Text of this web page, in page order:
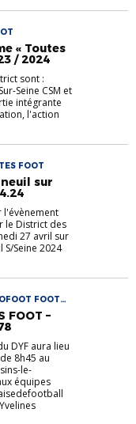
« Toutes
/ 2024
sont :
Seine CSM et
intégrante
l'action
FOOT
sur
l'évènement
le District des
27 avril sur
Seine 2024
FOOT
FOOT U6-U9
FOOT –
DYF aura lieu
8h45 au
le-
équipes